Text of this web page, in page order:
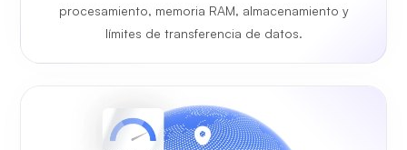
procesamiento, memoria RAM, almacenamiento y
límites de transferencia de datos.